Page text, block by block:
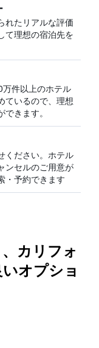
れたリアルな評価
て理想の宿泊先を
件以上のホテル
ているので、理想
きます。
ください。ホテル
ンセルのご用意が
・予約できます
カリフォ
オプショ